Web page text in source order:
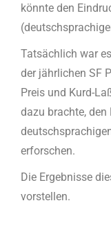
könnte den
Tatsächlich war
der jährlichen SF
Preis und Kurd-
dazu brachte,
erforschen.
Die Ergebnisse
vorstellen.